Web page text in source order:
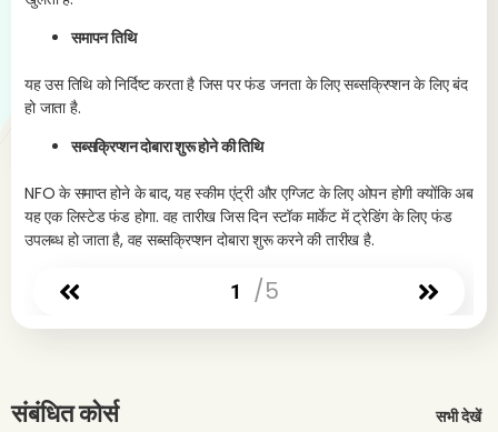
समापन तिथि
यह उस तिथि को निर्दिष्ट करता है जिस पर फंड जनता के लिए सब्सक्रिप्शन के लिए बंद
हो जाता है.
सब्सक्रिप्शन दोबारा शुरू होने की तिथि
NFO के समाप्त होने के बाद, यह स्कीम एंट्री और एग्जिट के लिए ओपन होगी क्योंकि अब
यह एक लिस्टेड फंड होगा. वह तारीख जिस दिन स्टॉक मार्केट में ट्रेडिंग के लिए फंड
उपलब्ध हो जाता है, वह सब्सक्रिप्शन दोबारा शुरू करने की तारीख है.
1 /5
संबंधित कोर्स सभी देखें